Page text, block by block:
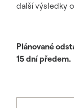
další výsledky
Plánované
15 dní předem.